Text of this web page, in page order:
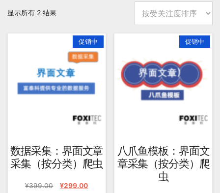
显示所有 2 结果按
评
序
促销中
数据采集：界面文章
采集（按分类）爬虫
¥399.00
原¥299.00当
促销中
八爪鱼模板：界面文
章采集（按分类）爬
虫